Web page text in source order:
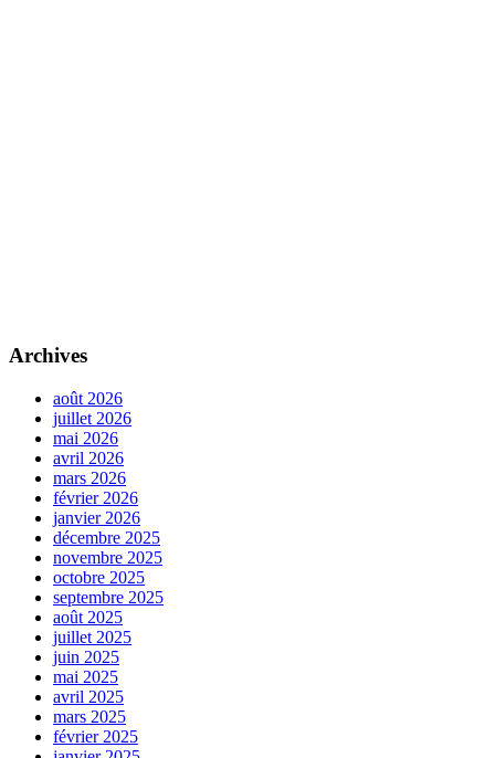
Archives
août 2026
juillet 2026
mai 2026
avril 2026
mars 2026
février 2026
janvier 2026
décembre 2025
novembre 2025
octobre 2025
septembre 2025
août 2025
juillet 2025
juin 2025
mai 2025
avril 2025
mars 2025
février 2025